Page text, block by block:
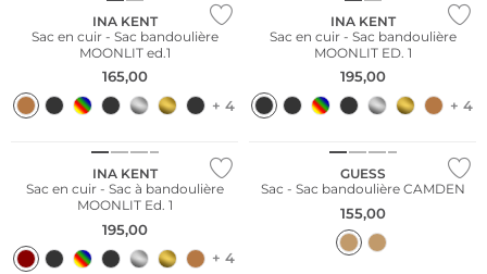
INA KENT
Sac en cuir - Sac bandoulière
MOONLIT ed.1
165,00
+ 4
INA KENT
Sac en cuir - Sac bandoulière
MOONLIT ED. 1
195,00
+ 4
Nous ♡ Autriche
INA KENT
Sac en cuir - Sac à bandoulière
MOONLIT Ed. 1
195,00
+ 4
GUESS
Sac - Sac bandoulière CAMDEN
155,00